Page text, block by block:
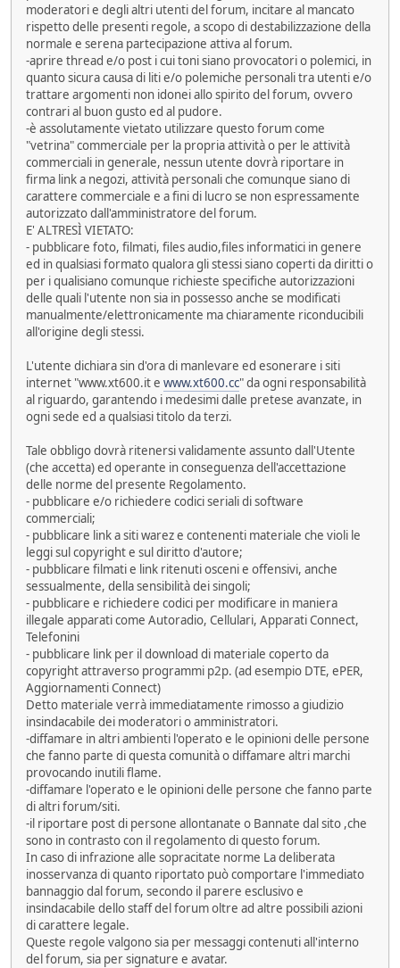
moderatori e degli altri utenti del forum, incitare al mancato
rispetto delle presenti regole, a scopo di destabilizzazione della
normale e serena partecipazione attiva al forum.
-aprire thread e/o post i cui toni siano provocatori o polemici, in
quanto sicura causa di liti e/o polemiche personali tra utenti e/o
trattare argomenti non idonei allo spirito del forum, ovvero
contrari al buon gusto ed al pudore.
-è assolutamente vietato utilizzare questo forum come
"vetrina" commerciale per la propria attività o per le attività
commerciali in generale, nessun utente dovrà riportare in
firma link a negozi, attività personali che comunque siano di
carattere commerciale e a fini di lucro se non espressamente
autorizzato dall'amministratore del forum.
E' ALTRESÌ VIETATO:
- pubblicare foto, filmati, files audio,files informatici in genere
ed in qualsiasi formato qualora gli stessi siano coperti da diritti o
per i qualisiano comunque richieste specifiche autorizzazioni
delle quali l'utente non sia in possesso anche se modificati
manualmente/elettronicamente ma chiaramente riconducibili
all'origine degli stessi.
L'utente dichiara sin d'ora di manlevare ed esonerare i siti
internet "www.xt600.it e www.xt600.cc" da ogni responsabilità
al riguardo, garantendo i medesimi dalle pretese avanzate, in
ogni sede ed a qualsiasi titolo da terzi.
Tale obbligo dovrà ritenersi validamente assunto dall'Utente
(che accetta) ed operante in conseguenza dell'accettazione
delle norme del presente Regolamento.
- pubblicare e/o richiedere codici seriali di software
commerciali;
- pubblicare link a siti warez e contenenti materiale che violi le
leggi sul copyright e sul diritto d'autore;
- pubblicare filmati e link ritenuti osceni e offensivi, anche
sessualmente, della sensibilità dei singoli;
- pubblicare e richiedere codici per modificare in maniera
illegale apparati come Autoradio, Cellulari, Apparati Connect,
Telefonini
- pubblicare link per il download di materiale coperto da
copyright attraverso programmi p2p. (ad esempio DTE, ePER,
Aggiornamenti Connect)
Detto materiale verrà immediatamente rimosso a giudizio
insindacabile dei moderatori o amministratori.
-diffamare in altri ambienti l'operato e le opinioni delle persone
che fanno parte di questa comunità o diffamare altri marchi
provocando inutili flame.
-diffamare l'operato e le opinioni delle persone che fanno parte
di altri forum/siti.
-il riportare post di persone allontanate o Bannate dal sito ,che
sono in contrasto con il regolamento di questo forum.
In caso di infrazione alle sopracitate norme La deliberata
inosservanza di quanto riportato può comportare l'immediato
bannaggio dal forum, secondo il parere esclusivo e
insindacabile dello staff del forum oltre ad altre possibili azioni
di carattere legale.
Queste regole valgono sia per messaggi contenuti all'interno
del forum, sia per signature e avatar.